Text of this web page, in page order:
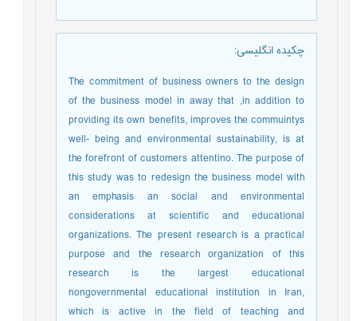
چکیده انگلیسی:
The commitment of business owners to the design
of the business model in away that ,in addition to
providing its own benefits, improves the commuintys
well- being and environmental sustainability, is at
the forefront of customers attentino. The purpose of
this study was to redesign the business model with
an emphasis an social and environmental
considerations at scientific and educational
organizations. The present research is a practical
purpose and the research organization of this
research is the largest educational
nongovernmental educational institution in Iran,
which is active in the field of teaching and